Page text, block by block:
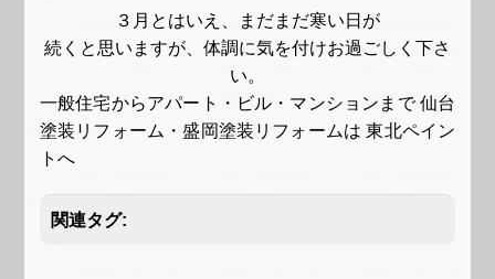
３月とはいえ、まだまだ寒い日が
続くと思いますが、体調に気を付けお過ごしく下さ
い。
一般住宅からアパート・ビル・マンションまで 仙台
塗装リフォーム・盛岡塗装リフォームは 東北ペイン
トへ
関連タグ: